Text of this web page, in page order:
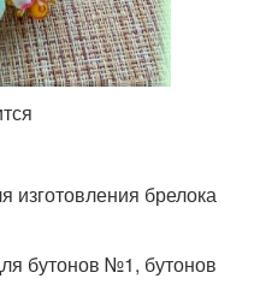
брелока
бутонов №1, бутонов